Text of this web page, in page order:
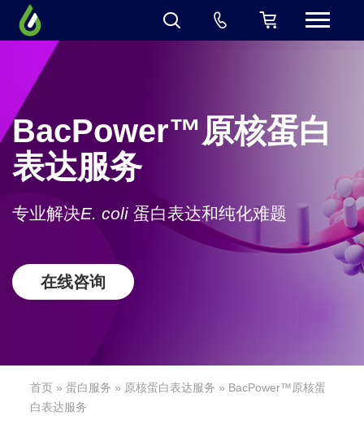
BacPower™原核蛋白
表达服务
专业解决E. coli 蛋白表达和纯化难题
在线咨询
首页 »蛋白服务 » 原核蛋白表达服务 » BacPower™原核蛋
白表达服务